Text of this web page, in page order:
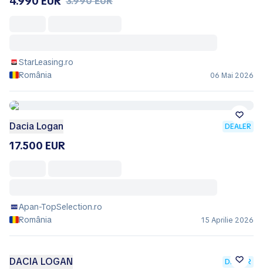
StarLeasing.ro
România
06 Mai 2026
Dacia Logan DEALER
17.500 EUR
Apan-TopSelection.ro
România
15 Aprilie 2026
DACIA LOGAN DEALER